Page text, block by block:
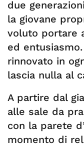
due
la giovane
voluto portare
ed
rinnovato in
lascia nulla al
A partire dal
alle sale da
con la parete
momento di